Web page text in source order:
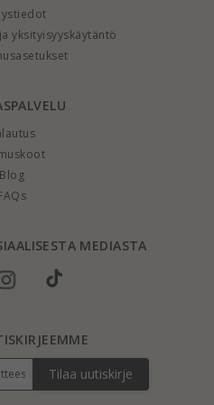
yksityisyyskäytäntö
Blog
MEDIASTA
Tilaa uutiskirje